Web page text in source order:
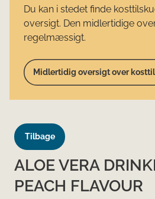
Du kan i stedet finde
oversigt. Den midlertidige
regelmæssigt.
Midlertidig oversigt over
Tilbage
ALOE VERA
PEACH FLAVOUR